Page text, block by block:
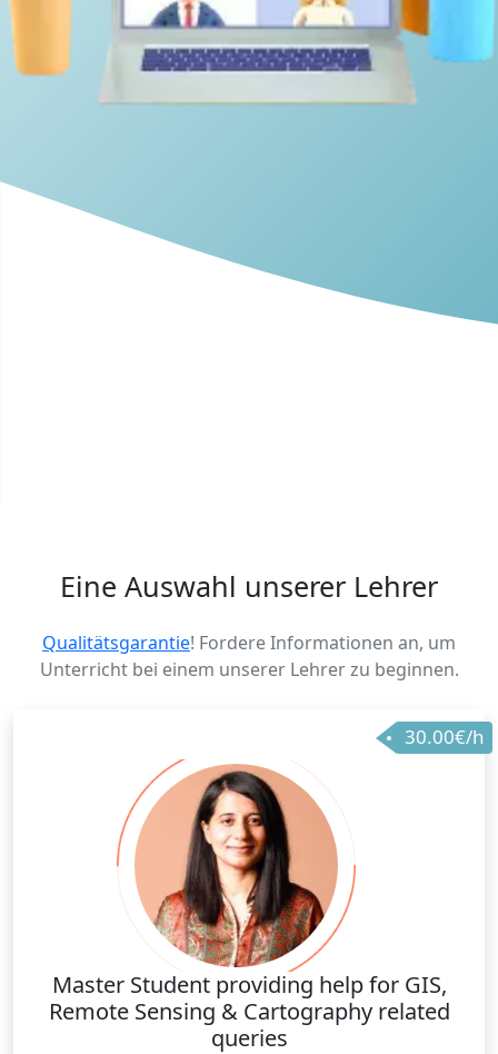
Eine Auswahl unserer Lehrer
Qualitätsgarantie! Fordere Informationen an, um
Unterricht bei einem unserer Lehrer zu beginnen.
30.00€/h
Master Student providing help for GIS,
Remote Sensing & Cartography related
queries